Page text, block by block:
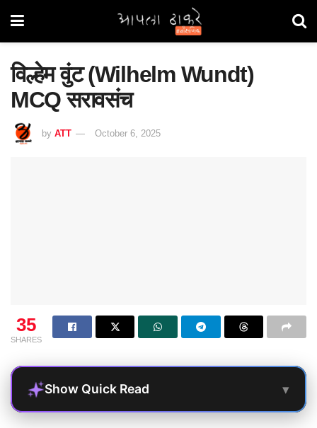
विल्हेम वुंट (Wilhelm Wundt)
MCQ सरावसंच
by ATT October 6, 2025
35
SHARES
Show Quick Read ▾